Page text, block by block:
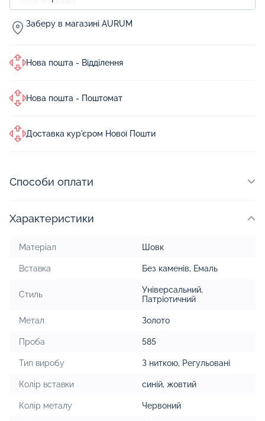
Заберу в магазині AURUM
Нова пошта - Відділення
Нова пошта - Поштомат
Доставка кур'єром Нової Пошти
Способи оплати
Характеристики
Матеріал Шовк
Вставка Без каменів, Емаль
Стиль Універсальний,
Патріотичний
Метал Золото
Проба 585
Тип виробу З ниткою, Регульовані
Колір вставки синій, жовтий
Колір металу Червоний